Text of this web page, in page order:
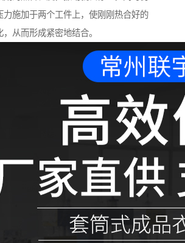
力施加于两个工件上，使刚刚热合好的
从而形成紧密地结合。